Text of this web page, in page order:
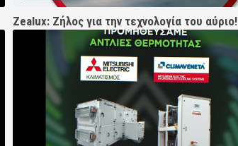
Ζealux: Ζήλος για την τεχνολογία του αύριο!